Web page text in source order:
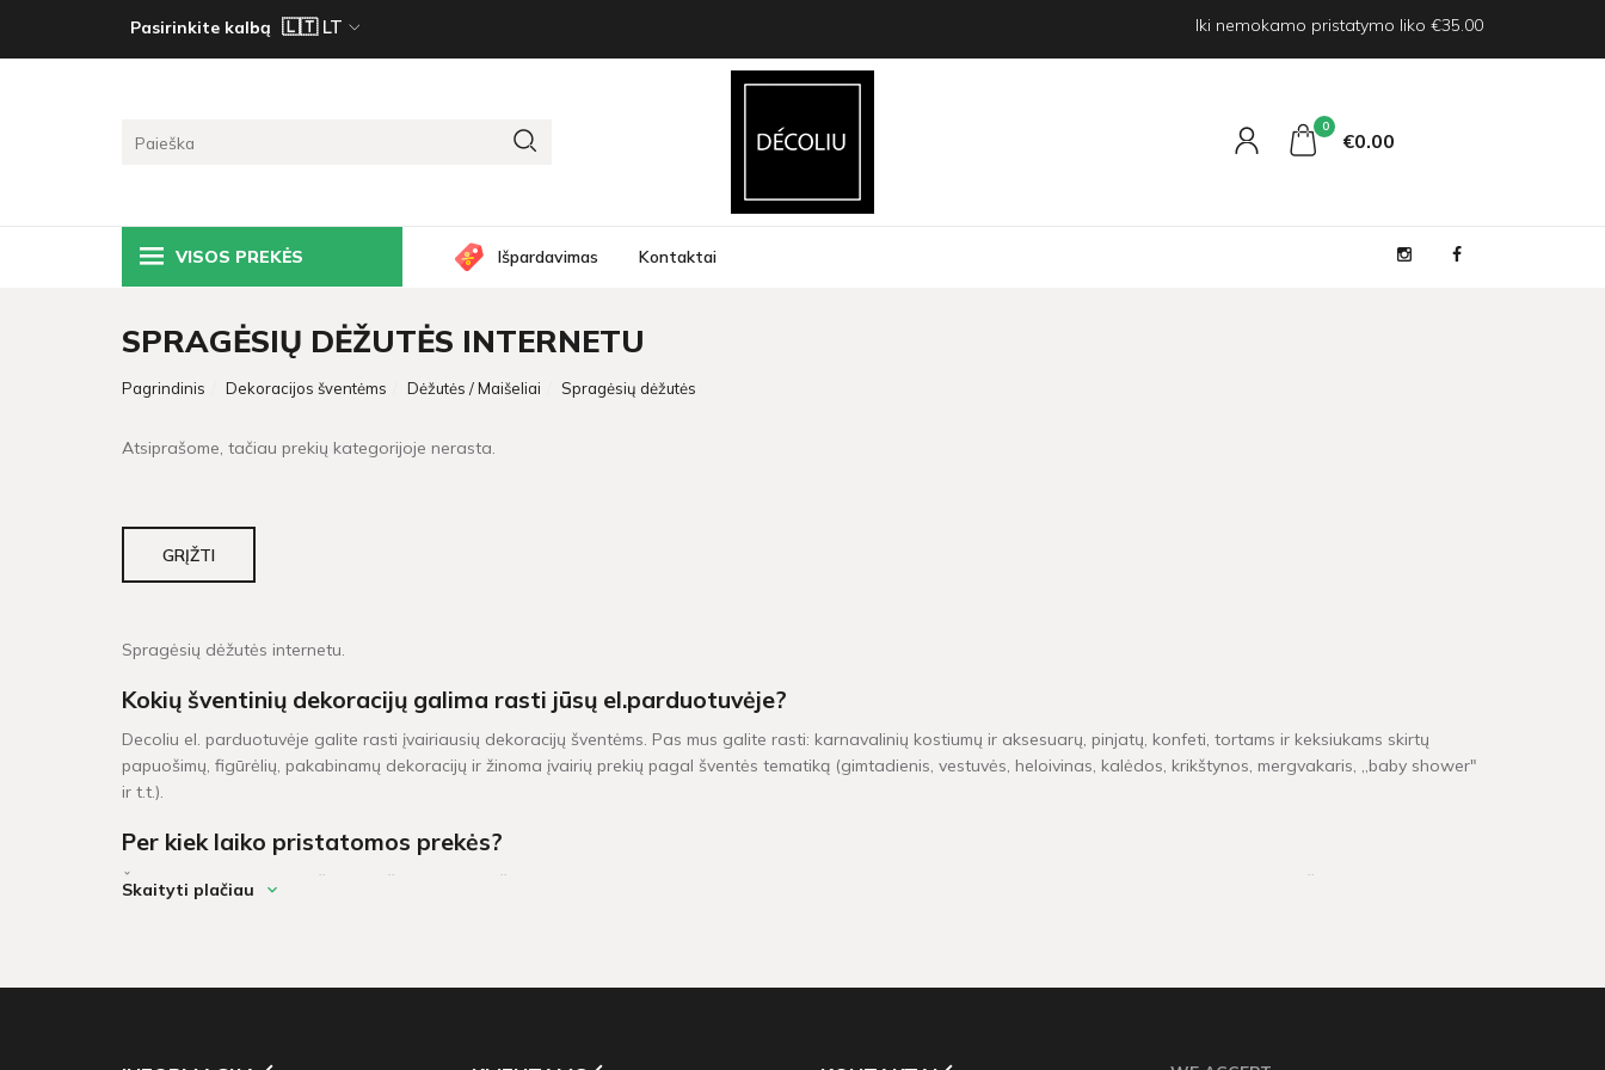
Pasirinkite kalbą Iki nemokamo pristatymo liko €35.00
0
€0 00
VISOS PREKĖS Išpardavimas Kontaktai
SPRAGĖSIŲ DĖŽUTĖS INTERNETU
Pagrindinis Dekoracijos šventėms Dėžutės / Maišeliai Spragėsių dėžutės
Atsiprašome, tačiau prekių kategorijoje nerasta.
GRĮŽTI
Spragėsių dėžutės internetu.
Kokių šventinių dekoracijų galima rasti jūsų el.parduotuvėje?
Decoliu el. parduotuvėje galite rasti įvairiausių dekoracijų šventėms. Pas mus galite rasti: karnavalinių kostiumų ir aksesuarų, pinjatų, konfeti, tortams ir keksiukams skirtų
papuošimų, figūrėlių, pakabinamų dekoracijų ir žinoma įvairių prekių pagal šventės tematiką (gimtadienis, vestuvės, heloivinas, kalėdos, krikštynos, mergvakaris, „baby shower"
ir t.t.).
Per kiek laiko pristatomos prekės?
Šventinės dekoracijos pažymėtos žaliu sandėlio ženkleliu yra pristatomos per 1-2 darbo dienas. Kitų dekoracijų, kurių vietoje neturime, pristatymas gali užtrukti tarp 4 - 16
Skaityti plačiau